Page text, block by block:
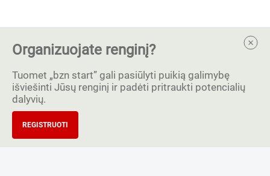
Organizuojate renginį?
Tuomet „bzn start” gali pasiūlyti puikią galimybę
išviešinti Jūsų renginį ir padėti pritraukti potencialių
dalyvių.
REGISTRUOTI